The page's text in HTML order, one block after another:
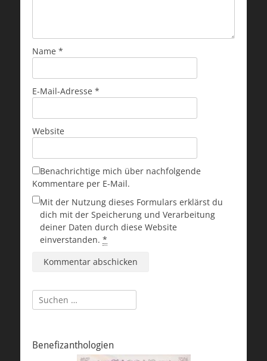
Name *
E-Mail-Adresse *
Website
Benachrichtige mich über nachfolgende
Kommentare per E-Mail.
Mit der Nutzung dieses Formulars erklärst du
dich mit der Speicherung und Verarbeitung
deiner Daten durch diese Website
einverstanden. *
Suchen
nach:
Benefizanthologien